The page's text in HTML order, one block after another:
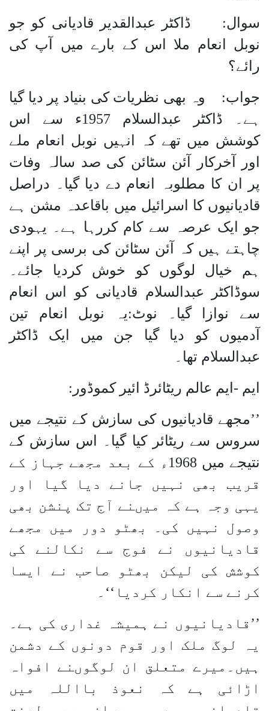
سوال: ڈاکٹر عبدالقدیر قادیانی کو جو
نوبل انعام ملا اس کے بارے میں آپ کی
رائے؟
جواب: وہ بھی نظریات کی بنیاد پر دیا گیا
ہے۔ ڈاکٹر عبدالسلام 1957ء سے اس
کوشش میں تھے کہ انہیں نوبل انعام ملے
اور آخرکار آئن سٹائن کی صد سالہ وفات
پر ان کا مطلوبہ انعام دے دیا گیا۔ دراصل
قادیانیوں کا اسرائیل میں باقاعدہ مشن ہے
جو ایک عرصہ سے کام کررہا ہے۔ یہودی
چاہتے ہیں کہ آئن سٹائن کی برسی پر اپنے
ہم خیال لوگوں کو خوش کردیا جائے۔
سوڈاکٹر عبدالسلام قادیانی کو اس انعام
سے نوازا گیا۔ نوٹ:یہ نوبل انعام تین
آدمیوں کو دیا گیا جن میں ایک ڈاکٹر
عبدالسلام تھا۔
ایم -ایم عالم ریٹائرڈ ائیر کموڈور:
’’مجھے قادیانیوں کی سازش کے نتیجے میں
سروس سے ریٹائر کیا گیا۔ اس سازش کے
نتیجے میں 1968ء کے بعد مجھے جہاز کے
قریب بھی نہیں جانے دیا گیا اور
یہی وجہ ہے کہ میںنے آج تک پنشن بھی
وصول نہیں کی۔ بھٹو دور میں مجھے
قادیانیوں نے فوج سے نکالنے کی
کوشش کی لیکن بھٹو صاحب نے ایسا
کرنے سے انکار کردیا‘‘۔
’’قادیانیوں نے ہمیشہ غداری کی ہے۔
یہ لوگ ملک اور قوم دونوں کے دشمن
ہیں۔میرے متعلق ان لوگوںنے افواہ
اڑائی ہے کہ نعوذ بااللہ میں